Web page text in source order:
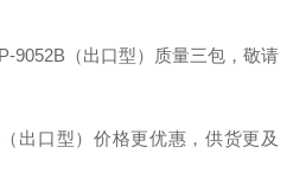
9052B（出口型）质量三包，敬请
出口型）价格更优惠，供货更及